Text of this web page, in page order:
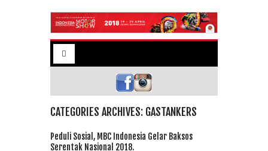
CATEGORIES ARCHIVES: GASTANKERS
Peduli Sosial, MBC Indonesia Gelar Baksos
Serentak Nasional 2018.